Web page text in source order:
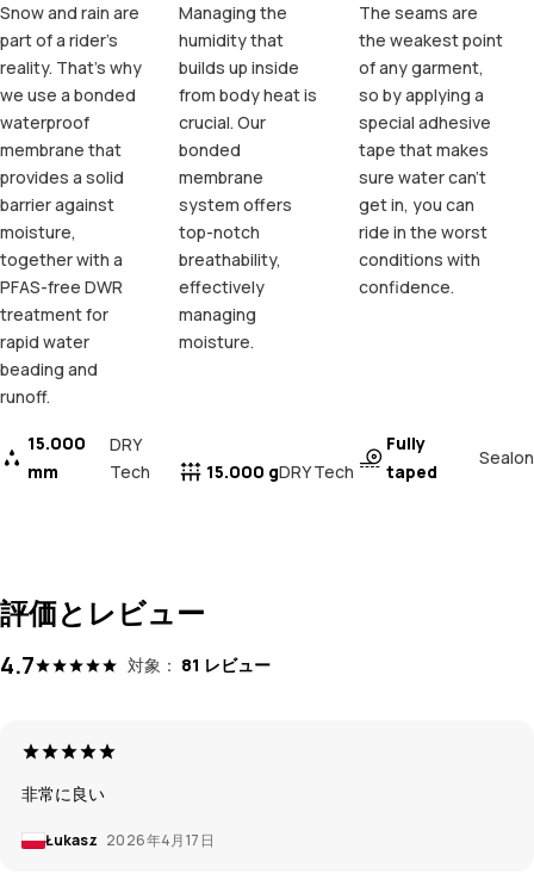
Snow and rain are
part of a rider's
reality. That's why
we use a bonded
waterproof
membrane that
provides a solid
barrier against
moisture,
together with a
PFAS-free DWR
treatment for
rapid water
beading and
runoff.
15.000
mm
DRY
Tech
Managing the
humidity that
builds up inside
from body heat is
crucial. Our
bonded
membrane
system offers
top-notch
breathability,
effectively
managing
moisture.
15.000 gDRY Tech
The seams are
the weakest point
of any garment,
so by applying a
special adhesive
tape that makes
sure water can't
get in, you can
ride in the worst
conditions with
confidence.
Fully
taped
Sealon
評価とレビュー
4.7 対象： 81 レビュー
非常に良い
Łukasz 2026年4月17日